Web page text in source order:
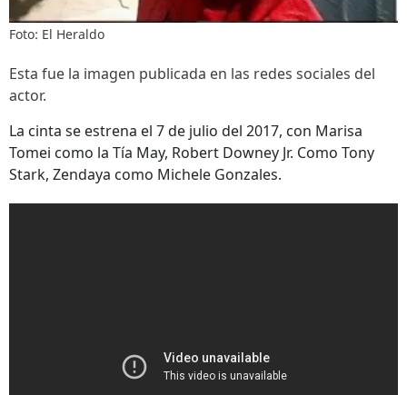
Foto: El Heraldo
Esta fue la imagen publicada en las redes sociales del
actor.
La cinta se estrena el 7 de julio del 2017, con Marisa
Tomei como la Tía May, Robert Downey Jr. Como Tony
Stark, Zendaya como Michele Gonzales.